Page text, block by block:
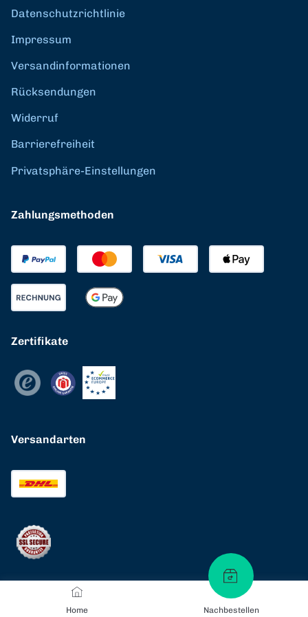
Home Nachbestellen
Datenschutzrichtlinie
Impressum
Versandinformationen
Rücksendungen
Widerruf
Barrierefreiheit
Privatsphäre-Einstellungen
Zahlungsmethoden
Zertifikate
Versandarten